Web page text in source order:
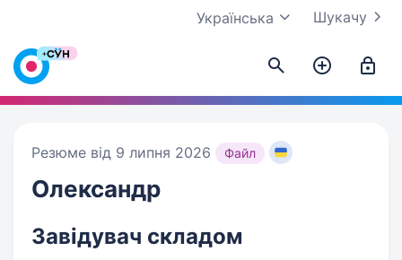
Шукачу
Українська
Резюме від 9 липня 2026 Файл
Олександр
Завідувач складом